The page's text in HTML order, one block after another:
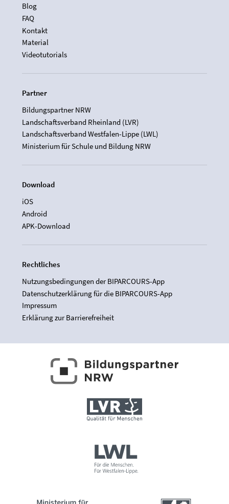
Blog
FAQ
Kontakt
Material
Videotutorials
Partner
Bildungspartner NRW
Landschaftsverband Rheinland (LVR)
Landschaftsverband Westfalen-Lippe (LWL)
Ministerium für Schule und Bildung NRW
Download
iOS
Android
APK-Download
Rechtliches
Nutzungsbedingungen der BIPARCOURS-App
Datenschutzerklärung für die BIPARCOURS-App
Impressum
Erklärung zur Barrierefreiheit